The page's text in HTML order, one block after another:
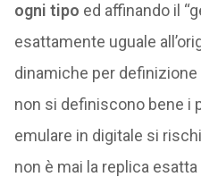
ogni tipo ed affinando il
esattamente uguale
dinamiche per
non si definiscono bene i
emulare in digitale si
non è mai la replica esatta